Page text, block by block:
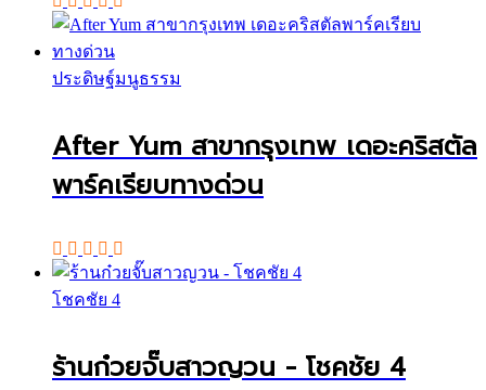
ประดิษฐ์มนูธรรม
After Yum สาขากรุงเทพ เดอะคริสตัล
พาร์คเรียบทางด่วน
โชคชัย 4
ร้านก๋วยจั๊บสาวญวน - โชคชัย 4